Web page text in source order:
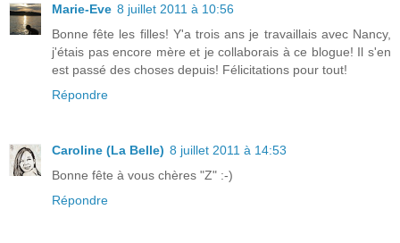
Marie-Eve 8 juillet 2011 à 10:56
Bonne fête les filles! Y'a trois ans je travaillais avec Nancy,
j'étais pas encore mère et je collaborais à ce blogue! Il s'en
est passé des choses depuis! Félicitations pour tout!
Répondre
Caroline (La Belle) 8 juillet 2011 à 14:53
Bonne fête à vous chères "Z" :-)
Répondre